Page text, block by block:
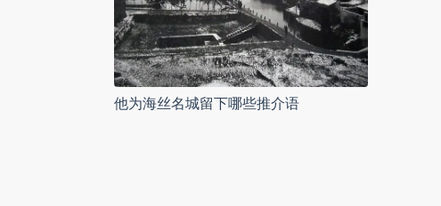
他为海丝名城留下哪些推介语